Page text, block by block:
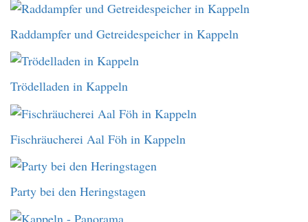
Raddampfer und Getreidespeicher in Kappeln
Trödelladen in Kappeln
Fischräucherei Aal Föh in Kappeln
Party bei den Heringstagen